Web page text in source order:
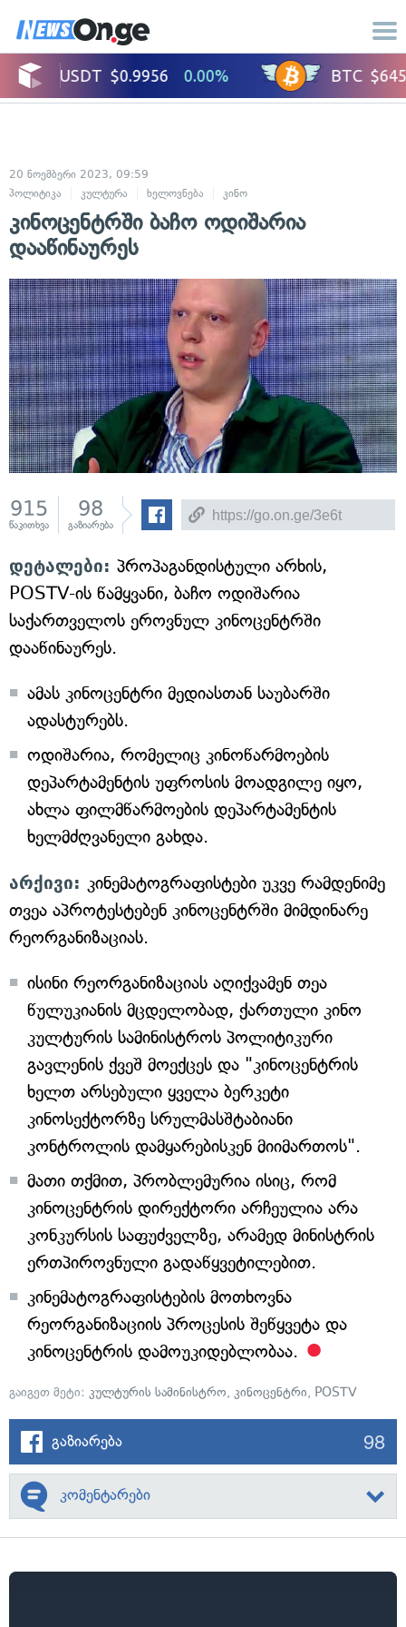
20 ნოემბერი 2023, 09:59
პოლიტიკა
კულტურა ხელოვნება კინო
კინოცენტრში ბაჩო ოდიშარია
დააწინაურეს
915
წაკითხვა
98
გაზიარება
დეტალები: პროპაგანდისტული არხის,
POSTV-ის წამყვანი, ბაჩო ოდიშარია
საქართველოს ეროვნულ კინოცენტრში
დააწინაურეს.
ამას კინოცენტრი მედიასთან საუბარში
ადასტურებს.
ოდიშარია, რომელიც კინოწარმოების
დეპარტამენტის უფროსის მოადგილე იყო,
ახლა ფილმწარმოების დეპარტამენტის
ხელმძღვანელი გახდა.
არქივი: კინემატოგრაფისტები უკვე რამდენიმე
თვეა აპროტესტებენ კინოცენტრში მიმდინარე
რეორგანიზაციას.
ისინი რეორგანიზაციას აღიქვამენ თეა
წულუკიანის მცდელობად, ქართული კინო
კულტურის სამინისტროს პოლიტიკური
გავლენის ქვეშ მოექცეს და "კინოცენტრის
ხელთ არსებული ყველა ბერკეტი
კინოსექტორზე სრულმასშტაბიანი
კონტროლის დამყარებისკენ მიიმართოს".
მათი თქმით, პრობლემურია ისიც, რომ
კინოცენტრის დირექტორი არჩეულია არა
კონკურსის საფუძველზე, არამედ მინისტრის
ერთპიროვნული გადაწყვეტილებით.
კინემატოგრაფისტების მოთხოვნა
რეორგანიზაციის პროცესის შეწყვეტა და
კინოცენტრის დამოუკიდებლობაა.
გაიგეთ მეტი: კულტურის სამინისტრო, კინოცენტრი, POSTV
გაზიარება 98
კომენტარები